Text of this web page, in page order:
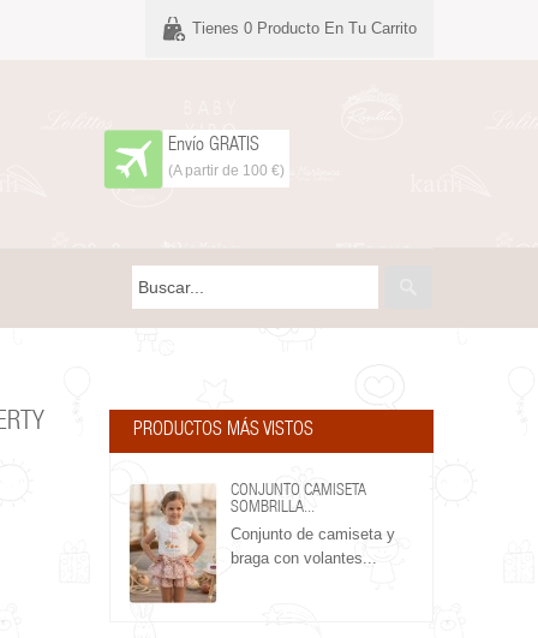
Tienes 0 Producto En Tu Carrito
Envío GRATIS
(A partir de 100 €)
PRODUCTOS MÁS VISTOS
CONJUNTO CAMISETA
SOMBRILLA...
Conjunto de camiseta y
braga con volantes...